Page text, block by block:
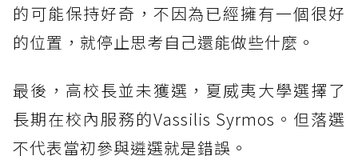
的可能保持好奇，不因為已經擁有一個很好
的位置，就停止思考自己還能做些什麼。
最後，高校長並未獲選，夏威夷大學選擇了
長期在校內服務的Vassilis Syrmos。但落選
不代表當初參與遴選就是錯誤。